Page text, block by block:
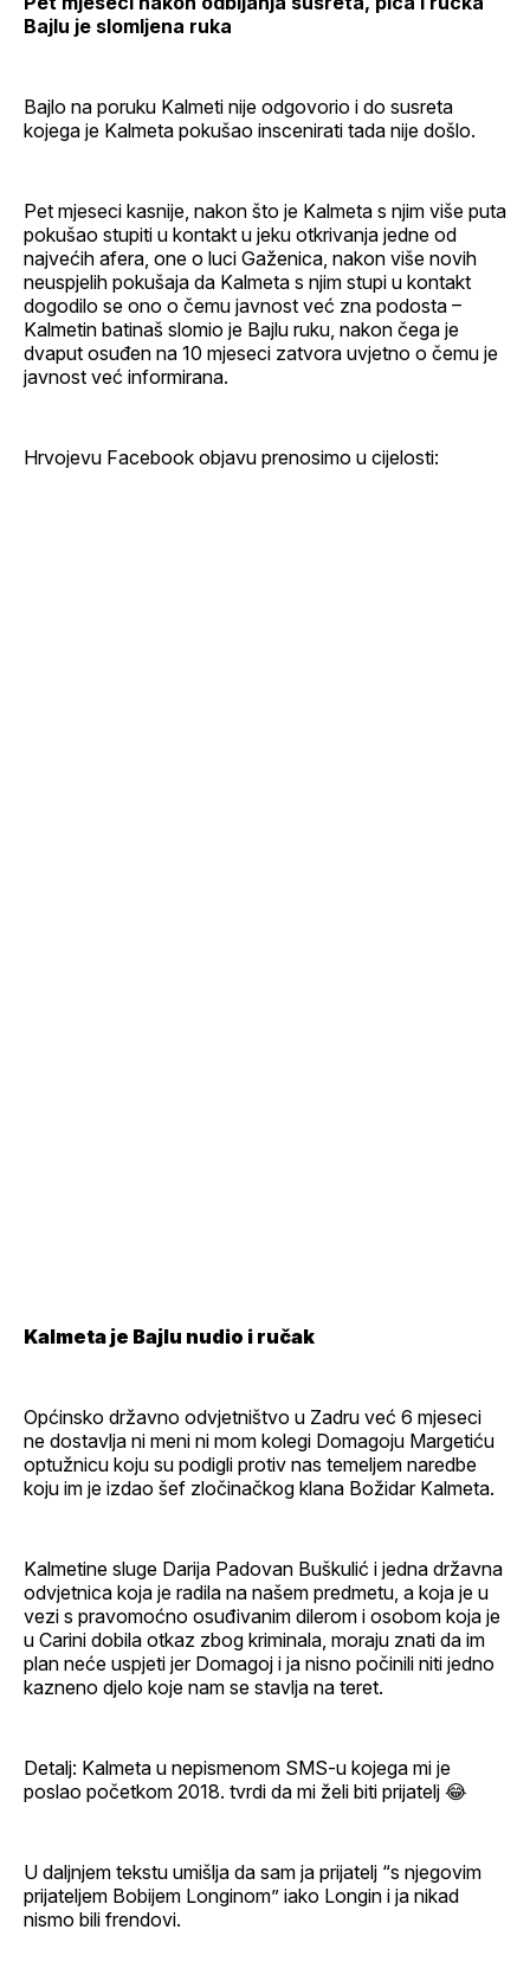
Bajlu je slomljena ruka
Bajlo na poruku Kalmeti nije odgovorio i do susreta
kojega je Kalmeta pokušao inscenirati tada nije došlo.
Pet mjeseci kasnije, nakon što je Kalmeta s njim više puta
pokušao stupiti u kontakt u jeku otkrivanja jedne od
najvećih afera, one o luci Gaženica, nakon više novih
neuspjelih pokušaja da Kalmeta s njim stupi u kontakt
dogodilo se ono o čemu javnost već zna podosta –
Kalmetin batinaš slomio je Bajlu ruku, nakon čega je
dvaput osuđen na 10 mjeseci zatvora uvjetno o čemu je
javnost već informirana.
Hrvojevu Facebook objavu prenosimo u cijelosti:
Kalmeta je Bajlu nudio i ručak
Općinsko državno odvjetništvo u Zadru već 6 mjeseci
ne dostavlja ni meni ni mom kolegi Domagoju Margetiću
optužnicu koju su podigli protiv nas temeljem naredbe
koju im je izdao šef zločinačkog klana Božidar Kalmeta.
Kalmetine sluge Darija Padovan Buškulić i jedna državna
odvjetnica koja je radila na našem predmetu, a koja je u
vezi s pravomoćno osuđivanim dilerom i osobom koja je
u Carini dobila otkaz zbog kriminala, moraju znati da im
plan neće uspjeti jer Domagoj i ja nisno počinili niti jedno
kazneno djelo koje nam se stavlja na teret.
Detalj: Kalmeta u nepismenom SMS-u kojega mi je
poslao početkom 2018. tvrdi da mi želi biti prijatelj 😂
U daljnjem tekstu umišlja da sam ja prijatelj “s njegovim
prijateljem Bobijem Longinom” iako Longin i ja nikad
nismo bili frendovi.